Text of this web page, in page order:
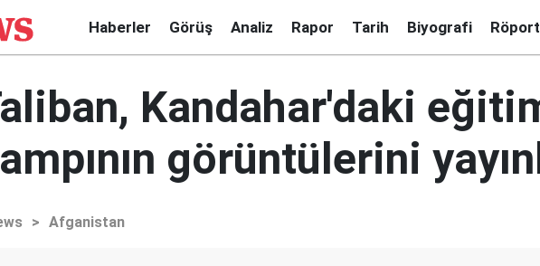
Haberler Görüş Analiz Rapor Tarih Biyografi
Kandahar'daki
görüntülerini
> Afganistan